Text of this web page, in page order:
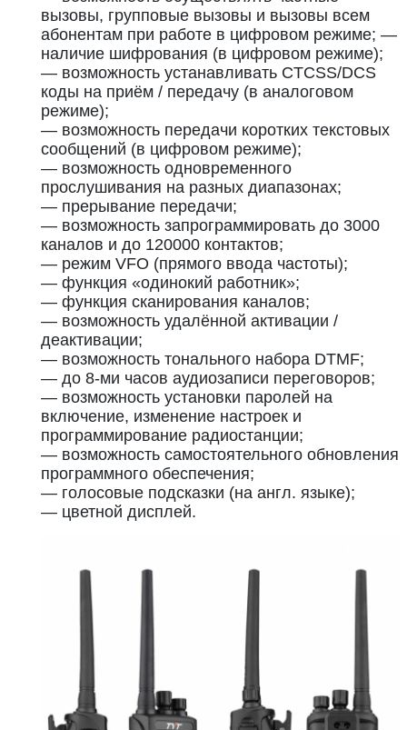
вызовы, групповые вызовы и вызовы всем
абонентам при работе в цифровом режиме; —
наличие шифрования (в цифровом режиме);
— возможность устанавливать CTCSS/DCS
коды на приём / передачу (в аналоговом
режиме);
— возможность передачи коротких текстовых
сообщений (в цифровом режиме);
— возможность одновременного
прослушивания на разных диапазонах;
— прерывание передачи;
— возможность запрограммировать до 3000
каналов и до 120000 контактов;
— режим VFO (прямого ввода частоты);
— функция «одинокий работник»;
— функция сканирования каналов;
— возможность удалённой активации /
деактивации;
— возможность тонального набора DTMF;
— до 8-ми часов аудиозаписи переговоров;
— возможность установки паролей на
включение, изменение настроек и
программирование радиостанции;
— возможность самостоятельного обновления
программного обеспечения;
— голосовые подсказки (на англ. языке);
— цветной дисплей.